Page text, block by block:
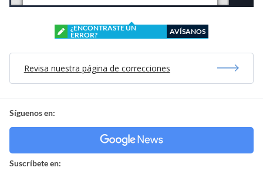
¿ENCONTRASTE UN
ERROR?
AVÍSANOS
Revisa nuestra página de correcciones
Síguenos en:
Suscríbete en: